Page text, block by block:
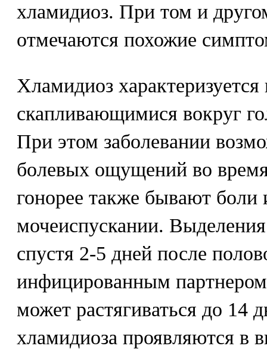
хламидиоз. При том и
отмечаются похожие
Хламидиоз
скапливающимися вокруг
При этом заболевании
болевых ощущений во
гонорее также бывают
мочеиспускании.
спустя 2-5 дней после
инфицированным
может растягиваться до 14
хламидиоза проявляются в